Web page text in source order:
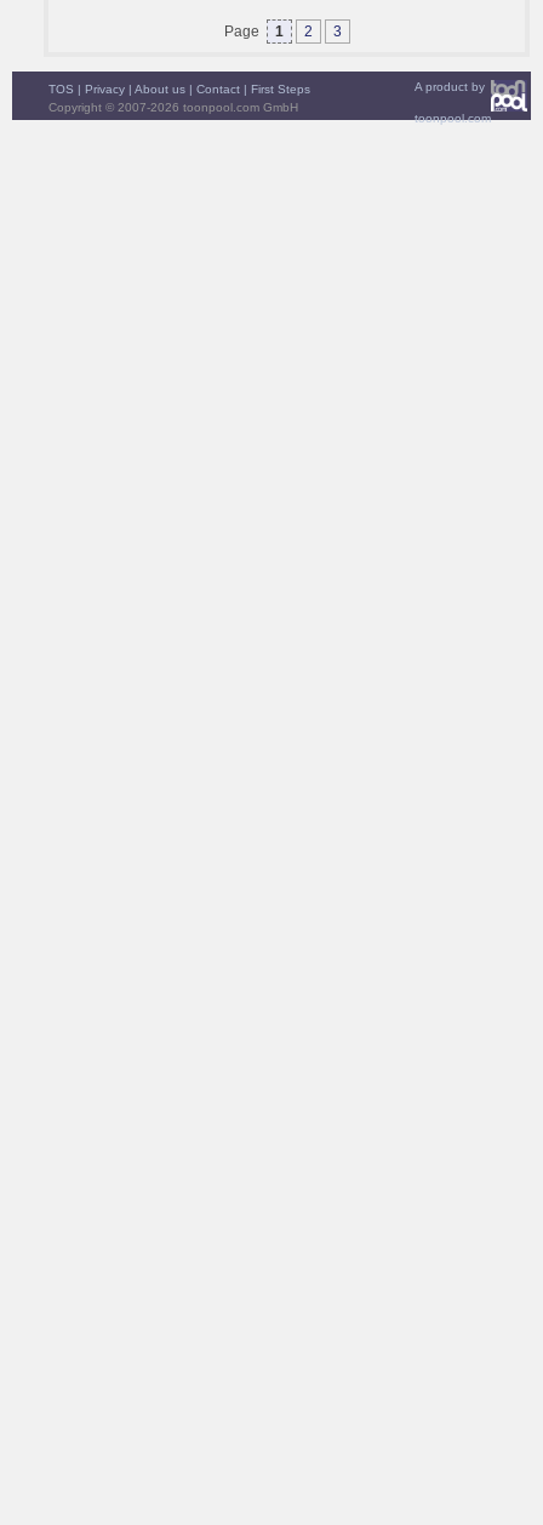
Page 1 2 3
A product by
toonpool.com
TOS | Privacy | About us | Contact | First Steps
Copyright © 2007-2026 toonpool.com GmbH